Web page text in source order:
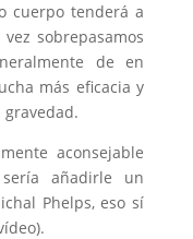
cuerpo tenderá a
sobrepasamos
de en
más eficacia y
aconsejable
sería añadirle un
Phelps, eso sí